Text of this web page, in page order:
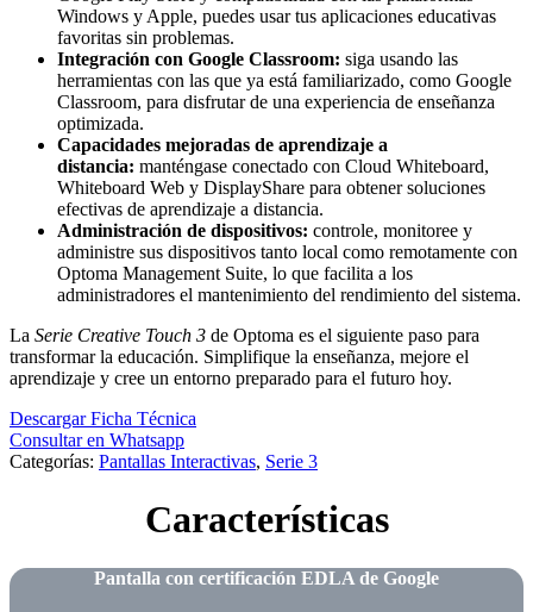
Windows y Apple, puedes usar tus aplicaciones educativas
favoritas sin problemas.
Integración con Google Classroom: siga usando las
herramientas con las que ya está familiarizado, como Google
Classroom, para disfrutar de una experiencia de enseñanza
optimizada.
Capacidades mejoradas de aprendizaje a
distancia: manténgase conectado con Cloud Whiteboard,
Whiteboard Web y DisplayShare para obtener soluciones
efectivas de aprendizaje a distancia.
Administración de dispositivos: controle, monitoree y
administre sus dispositivos tanto local como remotamente con
Optoma Management Suite, lo que facilita a los
administradores el mantenimiento del rendimiento del sistema.
La Serie Creative Touch 3 de Optoma es el siguiente paso para
transformar la educación. Simplifique la enseñanza, mejore el
aprendizaje y cree un entorno preparado para el futuro hoy.
Descargar Ficha Técnica
Consultar en Whatsapp
Categorías: Pantallas Interactivas, Serie 3
Características
Pantalla con certificación EDLA de Google